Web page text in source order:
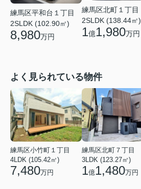
練馬区平和台１丁目
2SLDK (102.90㎡)
8,980万円
練馬区北町１丁目
2SLDK (138.44㎡)
1億1,980万円
よく見られている物件
練馬区小竹町１丁目
4LDK (105.42㎡)
7,480万円
練馬区北町７丁目
3LDK (123.27㎡)
1億1,480万円